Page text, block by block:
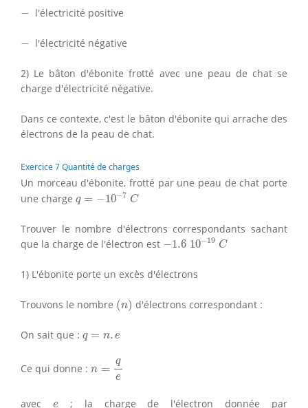
−
− l'électricité positive
−
− l'électricité négative
2) Le bâton d'ébonite frotté avec une peau de chat se
charge d'électricité négative.
Dans ce contexte, c'est le bâton d'ébonite qui arrache des
électrons de la peau de chat.
Exercice 7 Quantité de charges
Un morceau d'ébonite, frotté par une peau de chat porte
une charge q = −10−7 C
q= −10−7C
Trouver le nombre d'électrons correspondants sachant
que la charge de l'électron est −1.6 10−19 C
− 1.610−19C
1) L'ébonite porte un excès d'électrons
Trouvons le nombre (n)
(n) d'électrons correspondant :
On sait que : q = n. e
q =n .e
Ce qui donne : n =
q
e
e
avec e
e ; la charge de l'électron donnée par